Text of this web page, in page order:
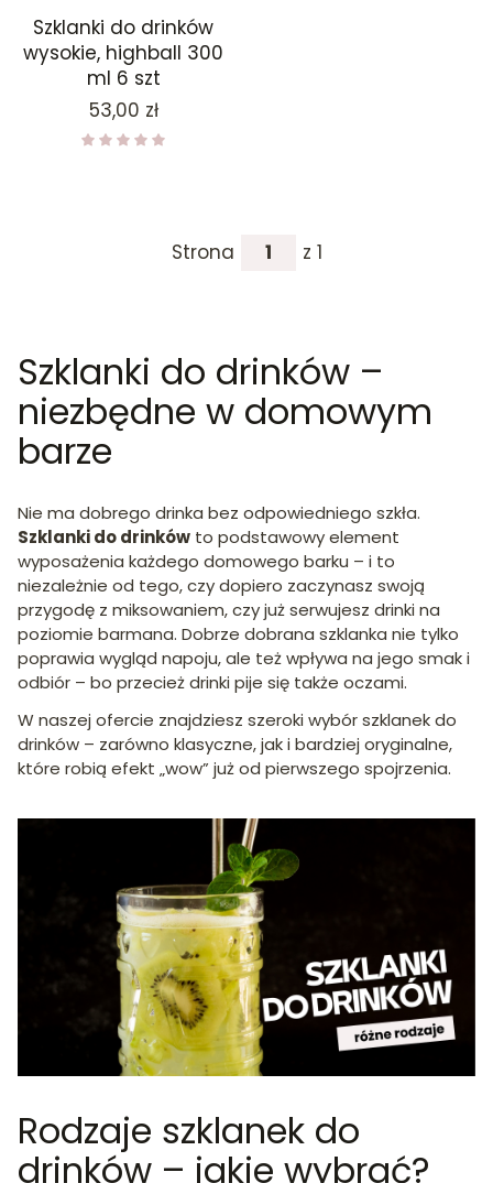
Szklanki do drinków
wysokie, highball 300
ml 6 szt
Cena
53,00 zł
Strona z 1
Szklanki do drinków –
niezbędne w domowym
barze
Nie ma dobrego drinka bez odpowiedniego szkła.
Szklanki do drinków to podstawowy element
wyposażenia każdego domowego barku – i to
niezależnie od tego, czy dopiero zaczynasz swoją
przygodę z miksowaniem, czy już serwujesz drinki na
poziomie barmana. Dobrze dobrana szklanka nie tylko
poprawia wygląd napoju, ale też wpływa na jego smak i
odbiór – bo przecież drinki pije się także oczami.
W naszej ofercie znajdziesz szeroki wybór szklanek do
drinków – zarówno klasyczne, jak i bardziej oryginalne,
które robią efekt „wow” już od pierwszego spojrzenia.
Rodzaje szklanek do
drinków – jakie wybrać?